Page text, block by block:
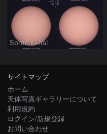
Sorachu-hai
サイトマップ
ホーム
天体写真ギャラリーについて
利用規約
ログイン/新規登録
お問い合わせ